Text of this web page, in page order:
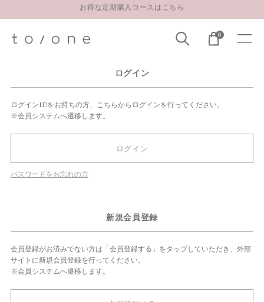
お得な定期購入コースはこちら
【重要】お盆期間中のお問い合わせと商品配送に関しまして
LINE お友達登録 500円OFFクーポンプレゼント
0
ログイン
ログインIDをお持ちの方、こちらからログインを行ってください。
※会員システムへ遷移します。
ログイン
パスワードをお忘れの方
新規会員登録
会員登録がお済みでない方は「会員登録する」をタップしていただき、外部
サイトに新規会員登録を行ってください。
※会員システムへ遷移します。